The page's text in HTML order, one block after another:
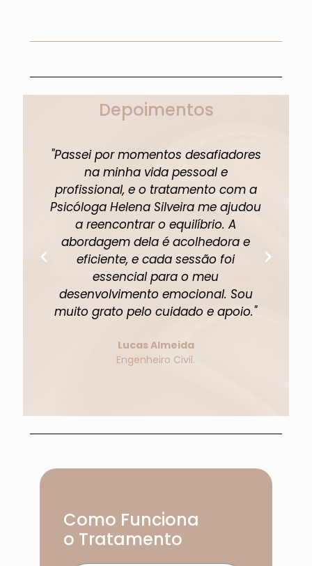
Depoimentos
"Passei por momentos desafiadores
na minha vida pessoal e
profissional, e o tratamento com a
Psicóloga Helena Silveira me ajudou
a reencontrar o equilíbrio. A
abordagem dela é acolhedora e
eficiente, e cada sessão foi
essencial para o meu
desenvolvimento emocional. Sou
muito grato pelo cuidado e apoio."
Lucas Almeida
Engenheiro Civil.
Como Funciona
o Tratamento